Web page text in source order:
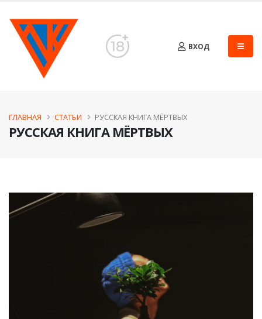
ВХОД
РУССКАЯ КНИГА МЁРТВЫХ
ГЛАВНАЯ СТАТЬИ РУССКАЯ КНИГА МЁРТВЫХ